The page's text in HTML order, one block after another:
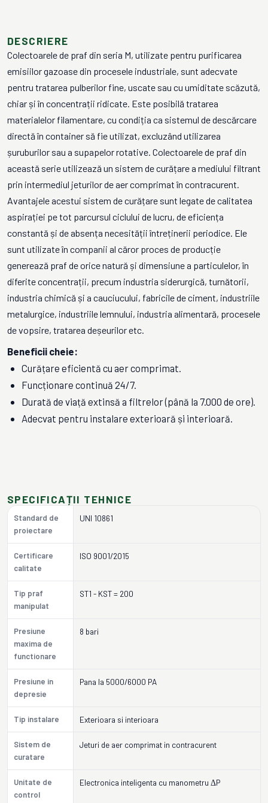
DESCRIERE
Colectoarele de praf din seria M, utilizate pentru purificarea
emisiilor gazoase din procesele industriale, sunt adecvate
pentru tratarea pulberilor fine, uscate sau cu umiditate scăzută,
chiar și în concentrații ridicate. Este posibilă tratarea
materialelor filamentare, cu condiția ca sistemul de descărcare
directă în container să fie utilizat, excluzând utilizarea
șuruburilor sau a supapelor rotative. Colectoarele de praf din
această serie utilizează un sistem de curățare a mediului filtrant
prin intermediul jeturilor de aer comprimat în contracurent.
Avantajele acestui sistem de curățare sunt legate de calitatea
aspirației pe tot parcursul ciclului de lucru, de eficiența
constantă și de absența necesității întreținerii periodice. Ele
sunt utilizate în companii al căror proces de producție
generează praf de orice natură și dimensiune a particulelor, în
diferite concentrații, precum industria siderurgică, turnătorii,
industria chimică și a cauciucului, fabricile de ciment, industriile
metalurgice, industriile lemnului, industria alimentară, procesele
de vopsire, tratarea deșeurilor etc.
Beneficii cheie:
Curățare eficientă cu aer comprimat.
Funcționare continuă 24/7.
Durată de viață extinsă a filtrelor (până la 7.000 de ore).
Adecvat pentru instalare exterioară și interioară.
SPECIFICAȚII TEHNICE
Standard de
proiectare
UNI 10861
Certificare
calitate
ISO 9001/2015
Tip praf
manipulat
ST1 - KST = 200
Presiune
maxima de
functionare
8 bari
Presiune in
depresie
Pana la 5000/6000 PA
Tip instalare Exterioara si interioara
Sistem de
curatare
Jeturi de aer comprimat in contracurent
Unitate de
control
Electronica inteligenta cu manometru ΔP